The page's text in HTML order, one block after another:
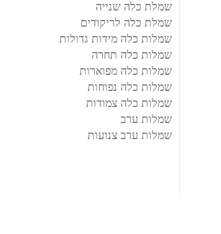
שמלת כלה שנייה
שמלת כלה לריקודים
שמלות כלה מידות גדולות
שמלות כלה תחרה
שמלות כלה מפוארות
שמלות כלה נפוחות
שמלות כלה צמודות
שמלות ערב
שמלות ערב צנועות